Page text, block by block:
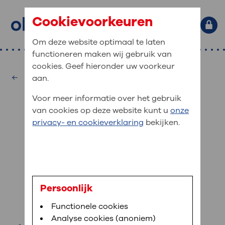
Primaire website navigatie
Home
Afdelingen
Medische informatie
Uw verblijf in OLVG
Werken bij OLVG
: waar bent u naar op zoek?
Veel gezocht: Bloedafname , MijnOLVG ,Uw bezoek
aan OLVG
MijnOLVG
gegevens inzien
MijnOLVG is het patiëntenportaal van OLVG. In
sneller helpen.
Direct naar MijnOLVG
Oogheelkunde
M. Chakari
orthoptist
Cookievoorkeuren
Om deze website optimaal te laten
functioneren maken wij gebruik van
cookies. Geef hieronder uw voorkeur
aan.
Voor meer informatie over het gebruik
van cookies op deze website kunt u onze
privacy- en cookieverklaring bekijken.
Persoonlijk
Functionele cookies
Analyse cookies (anoniem)